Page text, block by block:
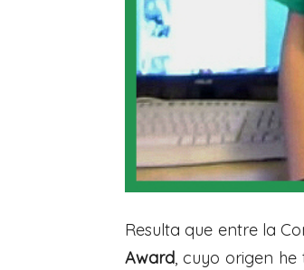
Resulta que entre la
Award, cuyo origen